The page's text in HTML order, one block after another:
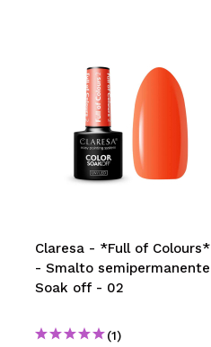
Claresa - *Full of Colours*
- Smalto semipermanente
Soak off - 02
(1)